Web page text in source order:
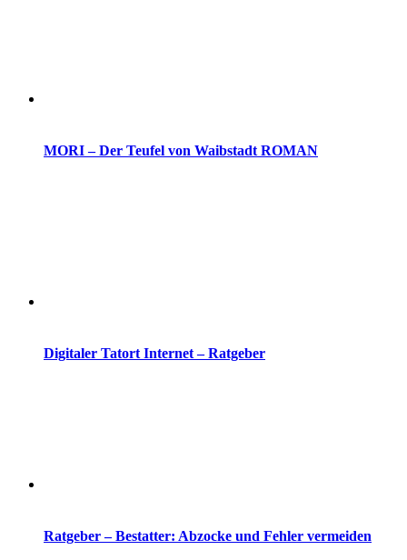
MORI – Der Teufel von Waibstadt ROMAN
Digitaler Tatort Internet – Ratgeber
Ratgeber – Bestatter: Abzocke und Fehler vermeiden